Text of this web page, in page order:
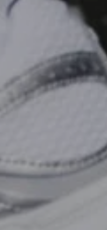
KOKKUVÕTE:
EESTI
JA